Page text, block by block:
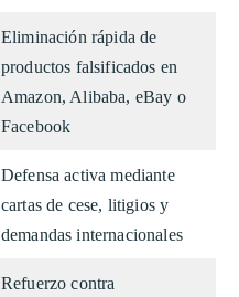
Eliminación rápida de
productos falsificados en
Amazon, Alibaba, eBay o
Facebook
Defensa activa mediante
cartas de cese, litigios y
demandas internacionales
Refuerzo contra